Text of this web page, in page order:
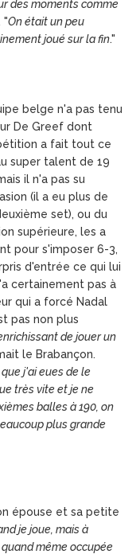
des moments comme
"On était un peu
joué sur la fin."
belge n'a pas tenu
De Greef dont
a fait tout ce
super talent de 19
il n'a pas su
(il a eu plus de
set), ou du
supérieure, les a
pour s'imposer 6-3,
d'entrée ce qui lui
certainement pas à
qui a forcé Nadal
pas non plus
de jouer un
le Brabançon.
j'ai eues de le
très vite et je ne
balles à 190, on
plus grande
épouse et sa petite
je joue, mais à
même occupée